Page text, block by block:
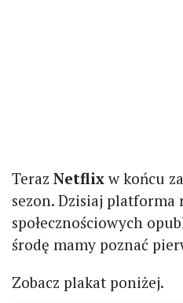
Teraz Netflixw końcu
sezon. Dzisiaj platforma
społecznościowych
środę mamy poznać
Zobacz plakat poniżej.